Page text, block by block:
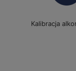
Kalibracja